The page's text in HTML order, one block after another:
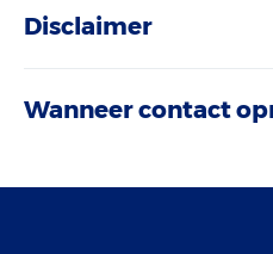
Disclaimer
Wanneer contact